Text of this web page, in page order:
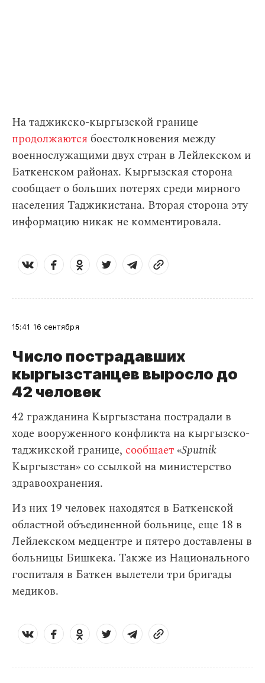
На таджикско-кыргызской границе
продолжаются боестолкновения между
военнослужащими двух стран в Лейлекском и
Баткенском районах. Кыргызская сторона
сообщает о больших потерях среди мирного
населения Таджикистана. Вторая сторона эту
информацию никак не комментировала.
15:41 16 сентября
Число пострадавших
кыргызстанцев выросло до
42 человек
42 гражданина Кыргызстана пострадали в
ходе вооруженного конфликта на кыргызско-
таджикской границе, сообщает«Sputnik
Кыргызстан» со ссылкой на министерство
здравоохранения.
Из них 19 человек находятся в Баткенской
областной объединенной больнице, еще 18 в
Лейлекском медцентре и пятеро доставлены в
больницы Бишкека. Также из Национального
госпиталя в Баткен вылетели три бригады
медиков.